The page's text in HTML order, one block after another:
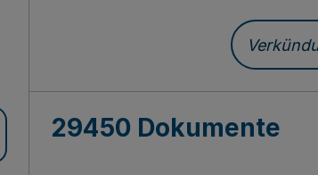
29450 Dokumente